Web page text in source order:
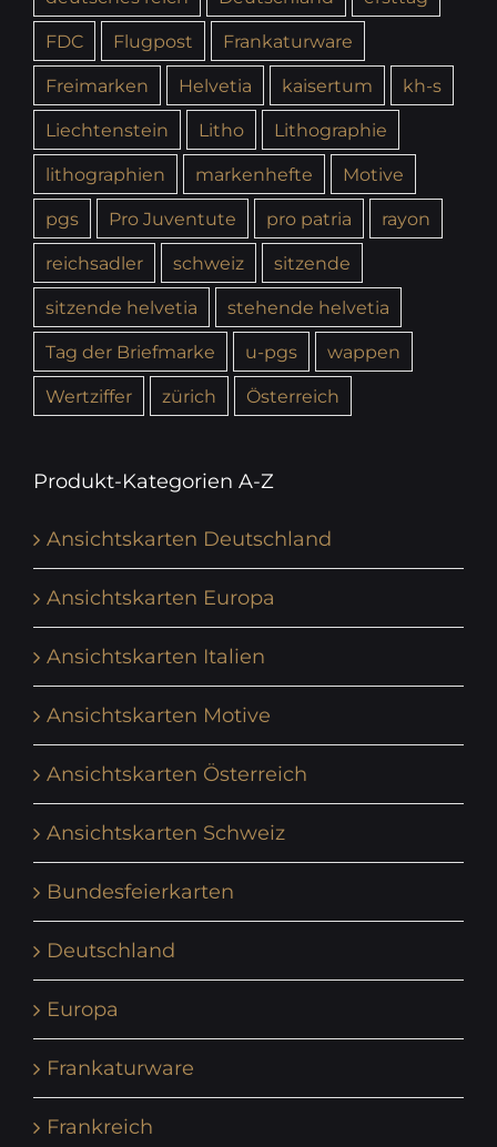
FDC
Flugpost
Frankaturware
Freimarken
Helvetia kaisertum
kh-s
Liechtenstein
Litho
Lithographie
lithographien
markenhefte
Motive
pgs
Pro Juventute pro patria
rayon
reichsadler
schweiz
sitzende
sitzende helvetia
stehende helvetia
Tag der Briefmarke
u-pgs
wappen
Wertziffer
zürich Österreich
Produkt-Kategorien A-Z
Ansichtskarten Deutschland
Ansichtskarten Europa
Ansichtskarten Italien
Ansichtskarten Motive
Ansichtskarten Österreich
Ansichtskarten Schweiz
Bundesfeierkarten
Deutschland
Europa
Frankaturware
Frankreich